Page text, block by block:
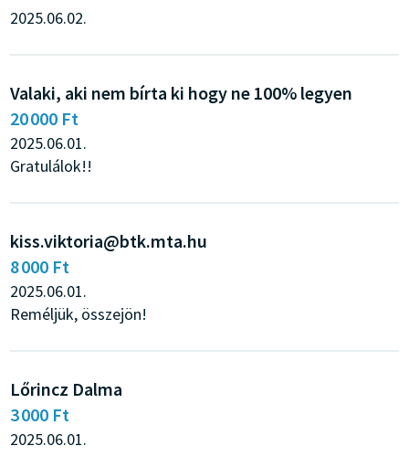
2025.06.02.
Valaki, aki nem bírta ki hogy ne 100% legyen
20 000 Ft
2025.06.01.
Gratulálok!!
kiss.viktoria@btk.mta.hu
8 000 Ft
2025.06.01.
Reméljük, összejön!
Lőrincz Dalma
3 000 Ft
2025.06.01.